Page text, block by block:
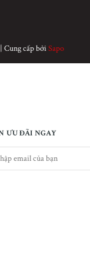
| Cung cấp bởiSapo
ƯU ĐÃI NGAY